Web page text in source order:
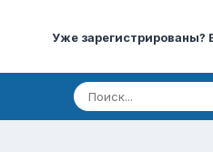
Уже зарегистрированы?